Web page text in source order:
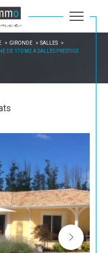
GIRONDE
SALLES
DE 170 M2 A SALLES PRESTIGE